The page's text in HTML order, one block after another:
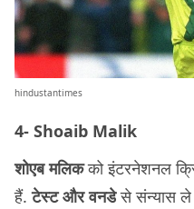
hindustantimes
4- Shoaib Malik
शोएब मलिकको इंटरनेशनल
हैं.टेस्ट और वनडेसे संन्यास ले